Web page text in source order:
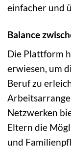
einfacher und
Balance
Die Plattform
erwiesen, um
Beruf zu
Netzwerken
Eltern die
und